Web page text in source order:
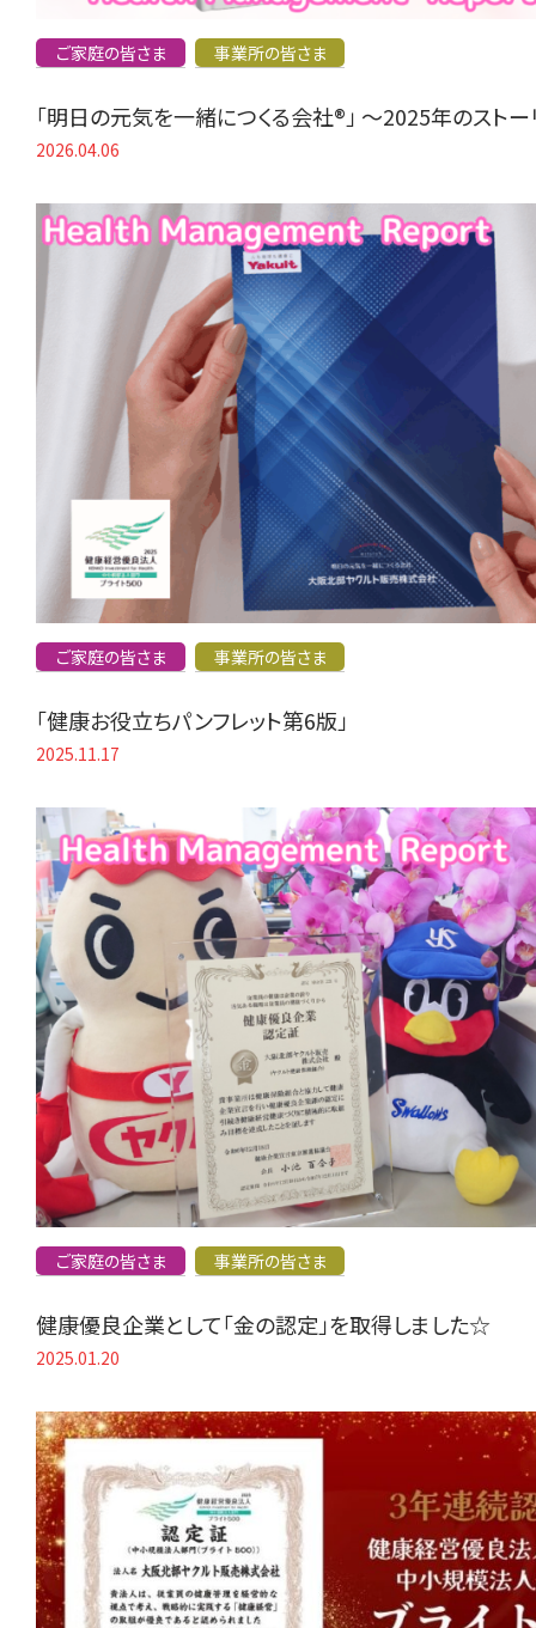
ご家庭の皆さま 事業所の皆さま
「明日の元気を一緒につくる会社®」 〜2025年のスト
2026.04.06
ご家庭の皆さま 事業所の皆さま
「健康お役立ちパンフレット第6版」
2025.11.17
ご家庭の皆さま 事業所の皆さま
健康優良企業として「金の認定」を取得しました☆
2025.01.20